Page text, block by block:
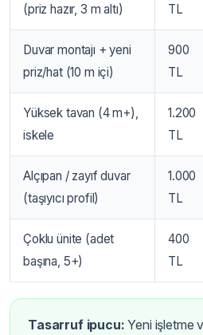
(priz hazır, 3 m altı)
TL
Duvar montajı + yeni
priz/hat (10 m içi)
900
TL
Yüksek tavan (4 m+),
iskele
1.200
TL
Alçıpan / zayıf duvar
(taşıyıcı profil)
1.000
TL
Çoklu ünite (adet
başına, 5+)
400
TL
Tasarruf ipucu: Yeni işletme